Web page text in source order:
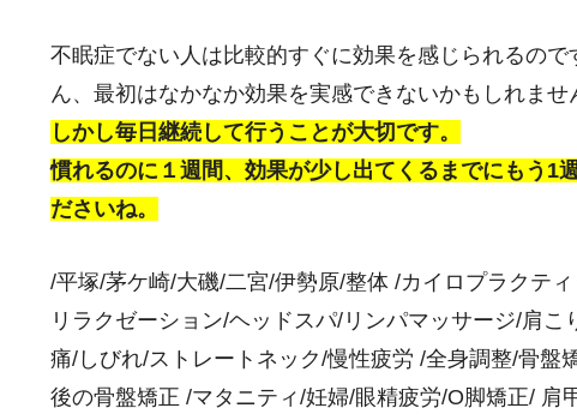
不眠症でない人は比較的すぐに効果を感じられるの
ん、最初はなかなか効果を実感できないかもしれませ
しかし毎日継続して行うことが大切です。
慣れるのに１週間、効果が少し出てくるまでにもう1
ださいね。
/平塚/茅ケ崎/大磯/二宮/伊勢原/整体 /カイロプラクテ
リラクゼーション/ヘッドスパ/リンパマッサージ/肩
痛/しびれ/ストレートネック/慢性疲労 /全身調整/骨盤
後の骨盤矯正 /マタニティ/妊婦/眼精疲労/O脚矯正/ 肩